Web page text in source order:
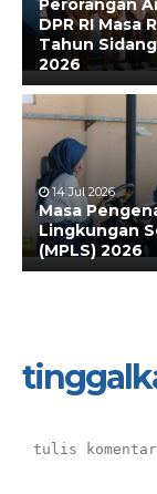
Perorangan
DPR RI Masa
Tahun
2026
14 Jul 2026
Masa
Lingkungan
(MPLS) 2026